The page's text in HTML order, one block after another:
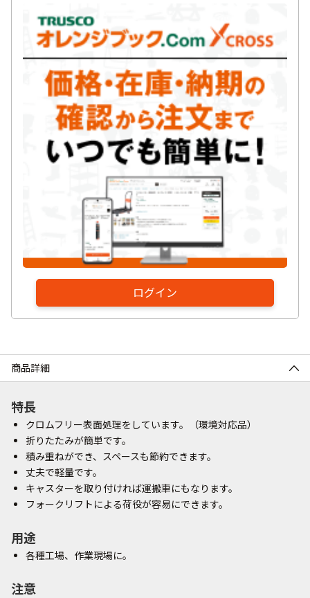
ログイン
商品詳細
特長
クロムフリー表面処理をしています。（環境対応品）
折りたたみが簡単です。
積み重ねができ、スペースも節約できます。
丈夫で軽量です。
キャスターを取り付ければ運搬車にもなります。
フォークリフトによる荷役が容易にできます。
用途
各種工場、作業現場に。
注意